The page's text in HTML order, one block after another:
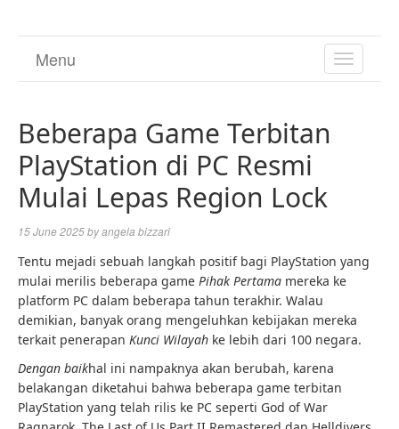
TOGGLE
Menu
Beberapa Game Terbitan
PlayStation di PC Resmi
Mulai Lepas Region Lock
15 June 2025byangela bizzari
Tentu mejadi sebuah langkah positif bagi PlayStation yang
mulai merilis beberapa game Pihak Pertama mereka ke
platform PC dalam beberapa tahun terakhir. Walau
demikian, banyak orang mengeluhkan kebijakan mereka
terkait penerapan Kunci Wilayah ke lebih dari 100 negara.
Dengan baikhal ini nampaknya akan berubah, karena
belakangan diketahui bahwa beberapa game terbitan
PlayStation yang telah rilis ke PC seperti God of War